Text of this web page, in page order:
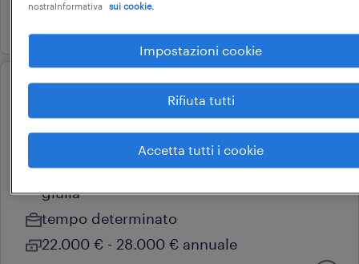
operaio addetto al montaggio
serramenti
san vito al tagliamento, friuli-venezia
giulia
tempo determinato
22.000 € - 28.000 € annuale
nostraInformativa
sui cookie.
Impostazioni cookie
Rifiuta tutti
Accetta tutti i cookie